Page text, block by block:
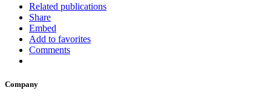
Related publications
Share
Embed
Add to favorites
Comments
Company